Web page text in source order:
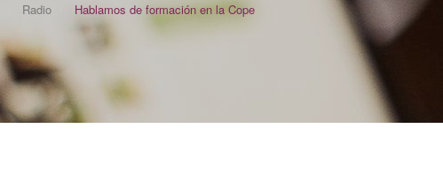
Radio Hablamos de formación en la Cope